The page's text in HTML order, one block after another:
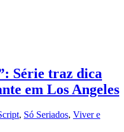
Série traz dica
em Los Angeles
, Só Seriados, Viver e